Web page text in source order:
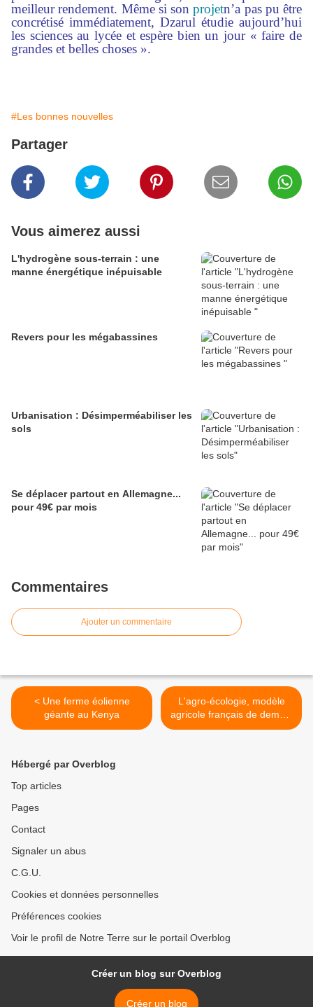
meilleur rendement. Même si sonprojetn’a pas pu être
concrétisé immédiatement, Dzarul étudie aujourd’hui
les sciences au lycée et espère bien un jour « faire de
grandes et belles choses ».
#Les bonnes nouvelles
Partager
Vous aimerez aussi
L'hydrogène sous-terrain : une
manne énergétique inépuisable
Revers pour les mégabassines
Urbanisation : Désimperméabiliser les
sols
Se déplacer partout en Allemagne...
pour 49€ par mois
Commentaires
Ajouter un commentaire
< Une ferme éolienne
géante au Kenya
L'agro-écologie, modèle
agricole français de demain
? >
Hébergé par Overblog
Top articles
Pages
Contact
Signaler un abus
C.G.U.
Cookies et données personnelles
Préférences cookies
Voir le profil de Notre Terre sur le portail Overblog
Créer un blog sur Overblog
Créer un blog